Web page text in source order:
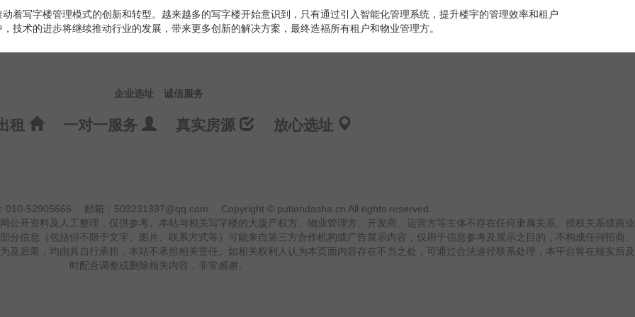
着写字楼管理模式的创新和转型。越来越多的写字楼开始意识到，只有通过引入智能化管理系统，提升楼宇的管理效率和租户
技术的进步将继续推动行业的发展，带来更多创新的解决方案，最终造福所有租户和物业管理方。
企业选址 诚信服务
租 一对一服务 真实房源 放心选址
010-52905666 邮箱：503231397@qq.com
Copyright © putiandasha.cn All rights reserved.
开资料及人工整理，仅供参考。本站与相关写字楼的大厦产权方、物业管理方、开发商、运营方等主体不存在任何隶属关系、授权关系或商业
信息（包括但不限于文字、图片、联系方式等）可能来自第三方合作机构或广告展示内容，仅用于信息参考及展示之目的，不构成任何招商、
后果，均由其自行承担，本站不承担相关责任。如相关权利人认为本页面内容存在不当之处，可通过合法途径联系处理，本平台将在核实后及
时配合调整或删除相关内容，非常感谢。